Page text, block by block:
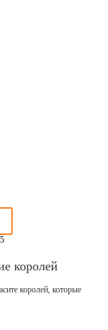
королей
королей, которые